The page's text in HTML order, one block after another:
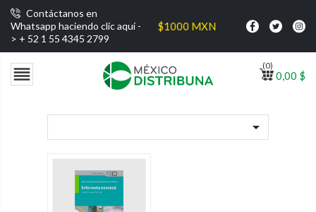
Contáctanos en
Whatsapp haciendo clic aquí -
> + 52 1 55 4345 2799
gratis por compras superiores a $1000 MXN
 0,00 $
(0)
